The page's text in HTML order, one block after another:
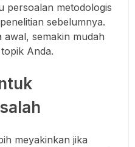
persoalan metodologis
sebelumnya.
awal, semakin mudah
Anda.
meyakinkan jika